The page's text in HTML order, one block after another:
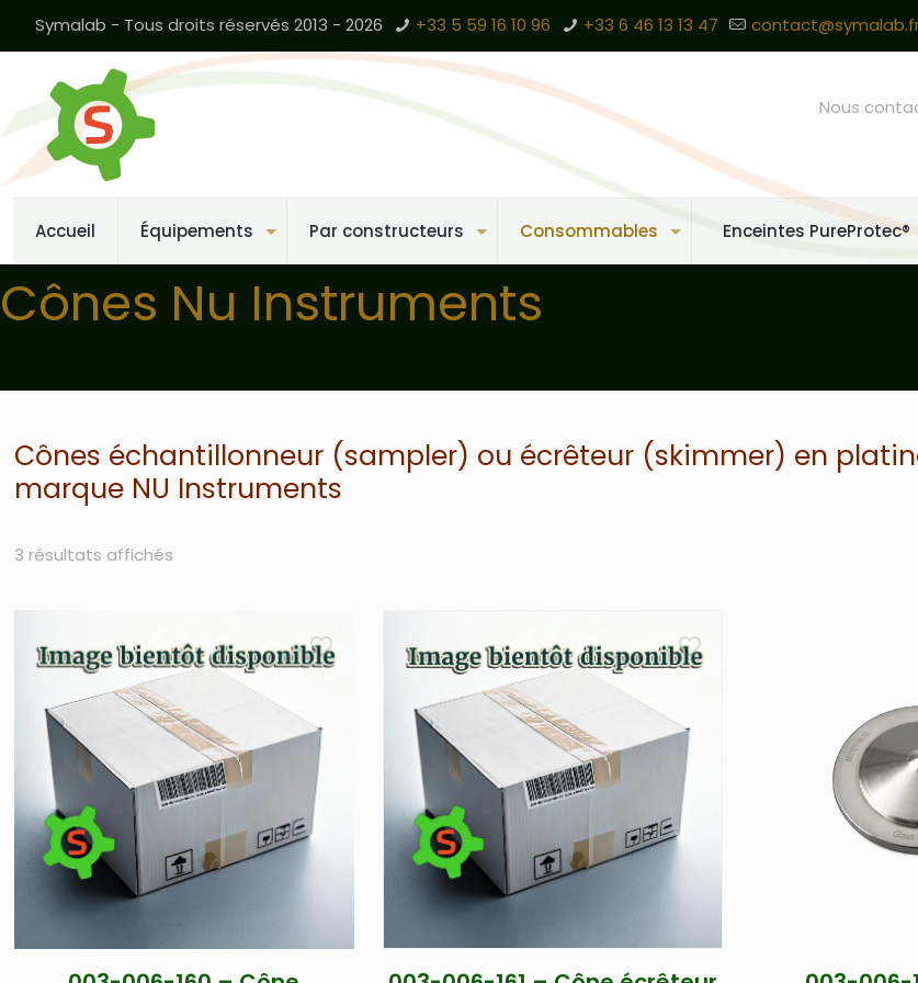
Symalab - Tous droits réservés 2013 - 2026 +33 5 59 16 10 96 +33 6 46 13 13 47
Accueil Équipements Par constructeurs Consommables Enceintes PureProtec®
Nous
Cônes Nu Instruments
Cônes échantillonneur (sampler) ou écrêteur (skimmer) en
marque NU Instruments
3 résultats affichés